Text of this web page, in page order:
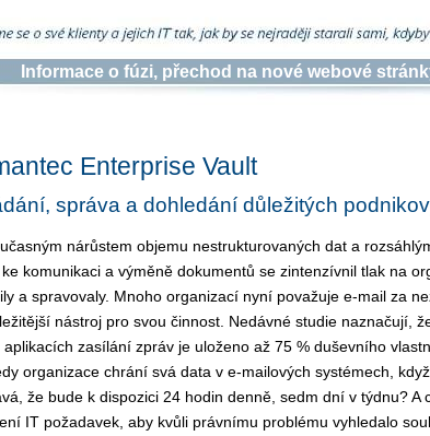
Informace o fúzi, přechod na nové webové
Enterprise Vault
správa a dohledání důležitých
nárůstem objemu nestrukturovaných dat a
komunikaci a výměně dokumentů se zintenzívnil tlak na
a spravovaly. Mnoho organizací nyní považuje e-mail za
nástroj pro svou činnost. Nedávné studie naznačují,
aplikacích zasílání zpráv je uloženo až 75 % duševního
organizace chrání svá data v e-mailových systémech,
že bude k dispozici 24 hodin denně, sedm dní v týdnu? A
IT požadavek, aby kvůli právnímu problému vyhledalo